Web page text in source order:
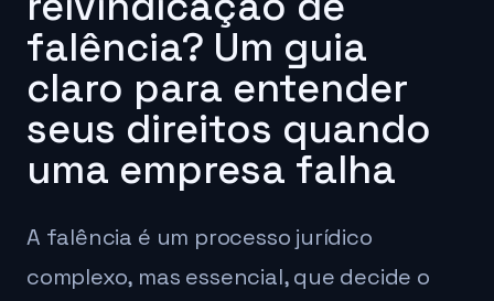
falência? Um guia
claro para entender
seus direitos quando
uma empresa falha
A falência é um processo jurídico
complexo, mas essencial, que decide o